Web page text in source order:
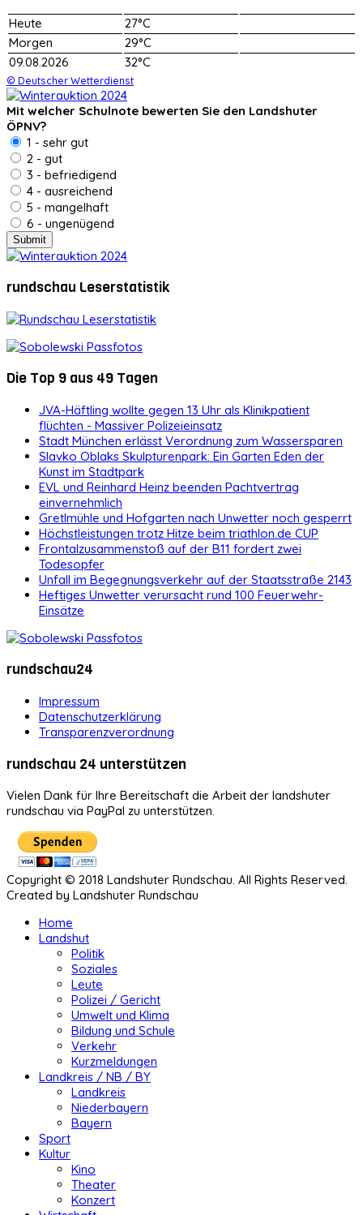
Heute
27°C
Morgen
29°C
09.08.2026
32°C
© Deutscher Wetterdienst
Mit welcher Schulnote bewerten Sie den Landshuter
ÖPNV?
1 - sehr gut
2 - gut
3 - befriedigend
4 - ausreichend
5 - mangelhaft
6 - ungenügend
rundschau Leserstatistik
Die Top 9 aus 49 Tagen
JVA-Häftling wollte gegen 13 Uhr als Klinikpatient
flüchten - Massiver Polizeieinsatz
Stadt München erlässt Verordnung zum Wassersparen
Slavko Oblaks Skulpturenpark: Ein Garten Eden der
Kunst im Stadtpark
EVL und Reinhard Heinz beenden Pachtvertrag
einvernehmlich
Gretlmühle und Hofgarten nach Unwetter noch gesperrt
Höchstleistungen trotz Hitze beim triathlon.de CUP
Frontalzusammenstoß auf der B11 fordert zwei
Todesopfer
Unfall im Begegnungsverkehr auf der Staatsstraße 2143
Heftiges Unwetter verursacht rund 100 Feuerwehr-
Einsätze
rundschau24
Impressum
Datenschutzerklärung
Transparenzverordnung
rundschau 24 unterstützen
Vielen Dank für Ihre Bereitschaft die Arbeit der landshuter
rundschau via PayPal zu unterstützen.
Copyright © 2018 Landshuter Rundschau. All Rights Reserved.
Created by Landshuter Rundschau
Home
Landshut
Politik
Soziales
Leute
Polizei / Gericht
Umwelt und Klima
Bildung und Schule
Verkehr
Kurzmeldungen
Landkreis / NB / BY
Landkreis
Niederbayern
Bayern
Sport
Kultur
Kino
Theater
Konzert